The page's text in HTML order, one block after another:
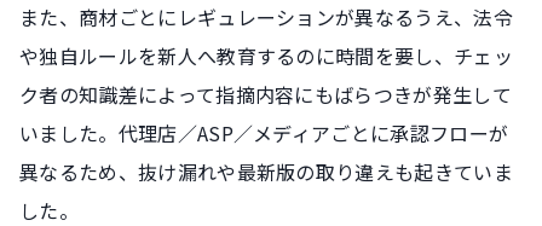
また、商材ごとにレギュレーションが異なるうえ、法令
や独自ルールを新人へ教育するのに時間を要し、チェッ
ク者の知識差によって指摘内容にもばらつきが発生して
いました。代理店／ASP／メディアごとに承認フローが
異なるため、抜け漏れや最新版の取り違えも起きていま
した。